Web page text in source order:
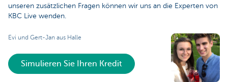
unseren zusätzlichen Fragen können wir uns an die Experten von
KBC Live wenden.
Evi und Gert-Jan aus Halle
Simulieren Sie Ihren Kredit